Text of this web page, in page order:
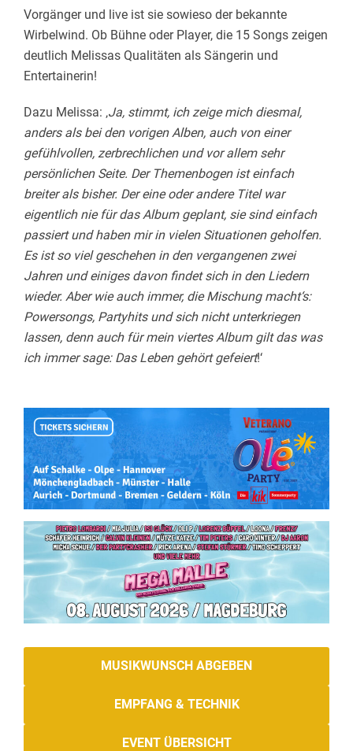
Vorgänger und live ist sie sowieso der bekannte
Wirbelwind. Ob Bühne oder Player, die 15 Songs zeigen
deutlich Melissas Qualitäten als Sängerin und
Entertainerin!
Dazu Melissa: ‚Ja, stimmt, ich zeige mich diesmal,
anders als bei den vorigen Alben, auch von einer
gefühlvollen, zerbrechlichen und vor allem sehr
persönlichen Seite. Der Themenbogen ist einfach
breiter als bisher. Der eine oder andere Titel war
eigentlich nie für das Album geplant, sie sind einfach
passiert und haben mir in vielen Situationen geholfen.
Es ist so viel geschehen in den vergangenen zwei
Jahren und einiges davon findet sich in den Liedern
wieder. Aber wie auch immer, die Mischung macht‘s:
Powersongs, Partyhits und sich nicht unterkriegen
lassen, denn auch für mein viertes Album gilt das was
ich immer sage: Das Leben gehört gefeiert!‘
MUSIKWUNSCH ABGEBEN
EMPFANG & TECHNIK
EVENT ÜBERSICHT